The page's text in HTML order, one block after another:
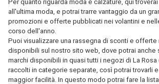
Per quanto riguarda moda e calzature, qui
all'ultima moda, e potrai trarre vantaggio da un
promozioni e offerte pubblicati nei volantini e
corso dell'anno.
Puoi visualizzare una rassegna di sconti e offerte
disponibili sul nostro sito web, dove potrai anche
marchi disponibili in quasi tutti i negozi di La Rosa
raccolti in categorie separate, così potrai trovarli
maggior facilità. In questo modo potrai fare la